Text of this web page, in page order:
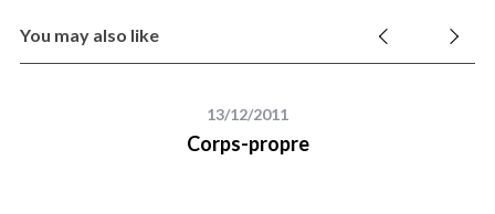
You may also like
13/12/2011
Corps-propre